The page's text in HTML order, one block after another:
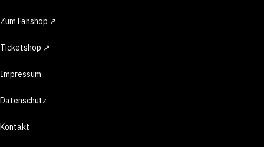
Zum Fanshop ↗
Ticketshop ↗
Impressum
Datenschutz
Kontakt